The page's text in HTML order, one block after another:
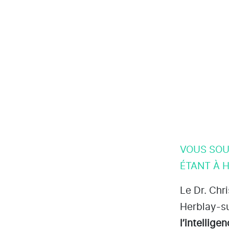
VOUS
ÉTANT À
Le Dr.
Herblay-